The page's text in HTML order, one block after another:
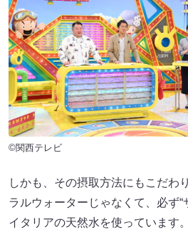
©関西テレビ
しかも、その摂取方法にもこだわ
ラルウォーターじゃなくて、必ず“
イタリアの天然水を使っています